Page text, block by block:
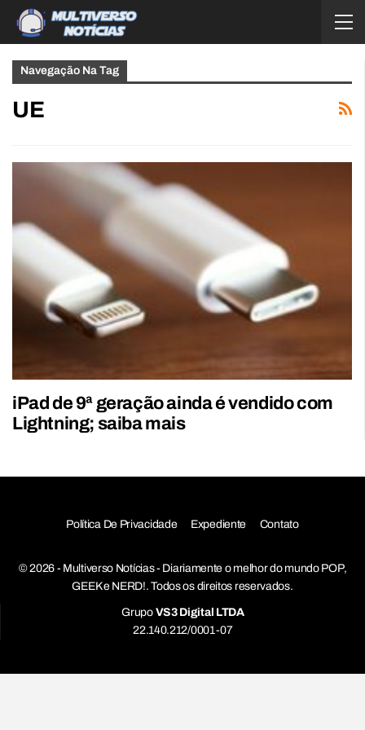
Navegação Na Tag
UE
iPad de 9ª geração ainda é vendido com
Lightning; saiba mais
Política De Privacidade Expediente Contato
© 2026 - Multiverso Notícias - Diariamente o melhor do mundo POP,
GEEK e NERD!. Todos os direitos reservados.
Grupo VS3 Digital LTDA
22.140.212/0001-07